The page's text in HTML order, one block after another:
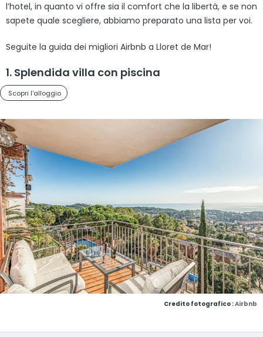
l’hotel, in quanto vi offre sia il comfort che la libertà, e se non
sapete quale scegliere, abbiamo preparato una lista per voi.
Seguite la guida dei migliori Airbnb a Lloret de Mar!
1. Splendida villa con piscina
Scopri l'alloggio
Credito fotografico :Airbnb